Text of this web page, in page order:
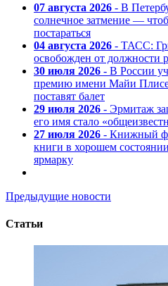
07 августа 2026 - В
солнечное затмение —
постараться
04 августа 2026 - ТАСС:
освобожден от должности
30 июля 2026 - В России
премию имени Майи
поставят балет
29 июля 2026 - Эрмитаж
его имя стало
27 июля 2026 - Книжный
книги в хорошем
ярмарку
Предыдущие новости
Статьи